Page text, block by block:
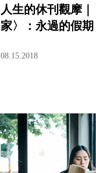
人生的休刊觀摩
家〉：永過的假期
08.15.2018